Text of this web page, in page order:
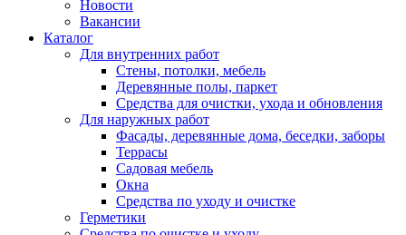
Новости
Вакансии
Каталог
Для внутренних работ
Стены, потолки, мебель
Деревянные полы, паркет
Средства для очистки, ухода и обновления
Для наружных работ
Фасады, деревянные дома, беседки, заборы
Террасы
Садовая мебель
Окна
Средства по уходу и очистке
Герметики